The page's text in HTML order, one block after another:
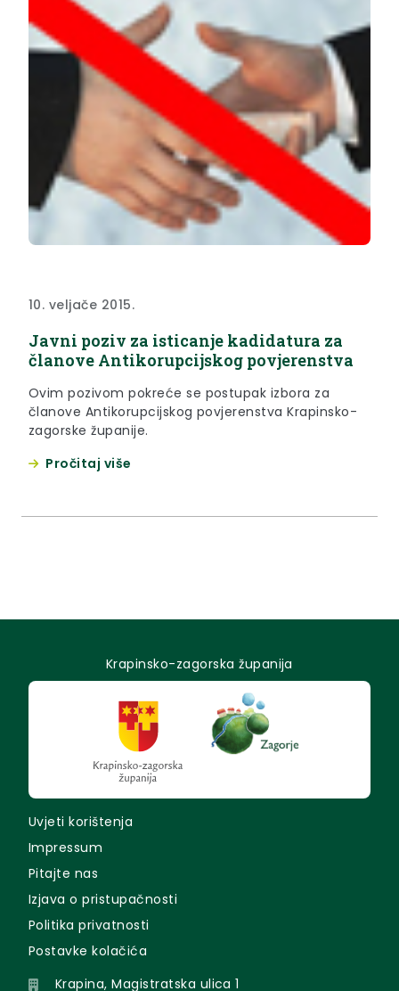
10. veljače 2015.
Javni poziv za isticanje kadidatura za
članove Antikorupcijskog povjerenstva
Ovim pozivom pokreće se postupak izbora za
članove Antikorupcijskog povjerenstva Krapinsko-
zagorske županije.
Pročitaj više
Krapinsko-zagorska županija
Uvjeti korištenja
Impressum
Pitajte nas
Izjava o pristupačnosti
Politika privatnosti
Postavke kolačića
Krapina, Magistratska ulica 1